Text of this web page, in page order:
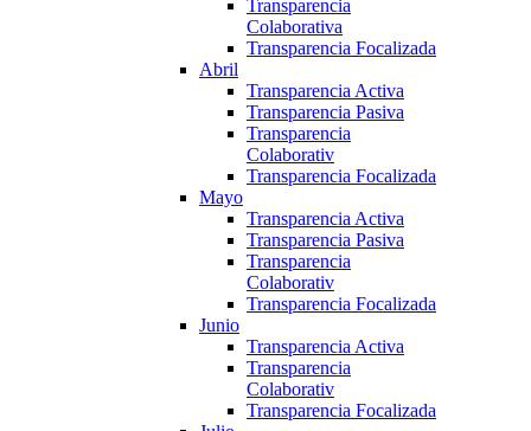
Transparencia
Colaborativa
Transparencia Focalizada
Abril
Transparencia Activa
Transparencia Pasiva
Transparencia
Colaborativ
Transparencia Focalizada
Mayo
Transparencia Activa
Transparencia Pasiva
Transparencia
Colaborativ
Transparencia Focalizada
Junio
Transparencia Activa
Transparencia
Colaborativ
Transparencia Focalizada